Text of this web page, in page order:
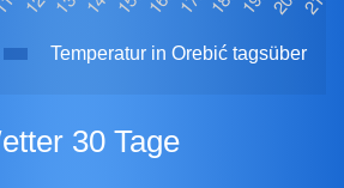
Temperatur in Orebić tagsüber
Wetter 30 Tage